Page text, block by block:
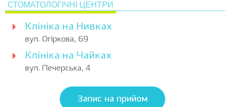
СТОМАТОЛОГІЧНІ ЦЕНТРИ
Клініка на Нивках
вул. Огіркова, 69
Клініка на Чайках
вул. Печерська, 4
Запис на прийом